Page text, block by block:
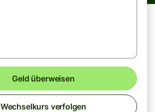
Geld überweisen
Wechselkurs verfolgen